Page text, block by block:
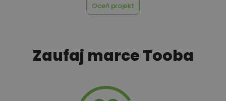
Rabat 10% na zakupy w OBI
Rekuperacja 450,00 zł
Oceń projekt
Zaufaj marce Tooba